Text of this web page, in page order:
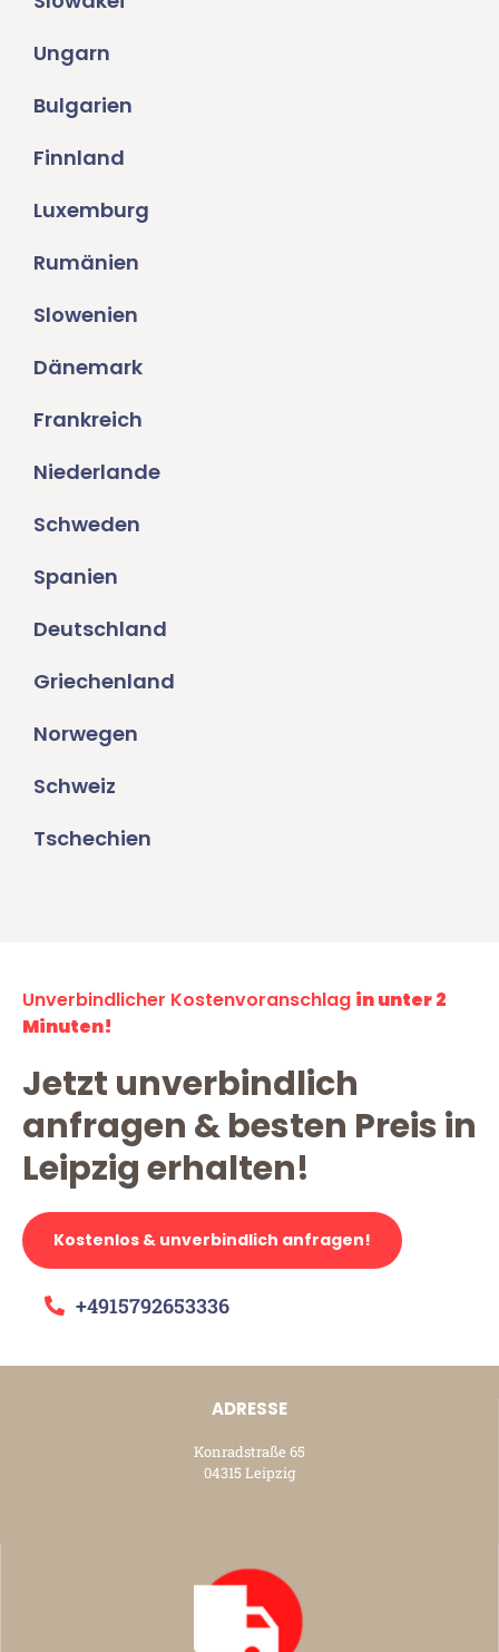
Ungarn
Bulgarien
Finnland
Luxemburg
Rumänien
Slowenien
Dänemark
Frankreich
Niederlande
Schweden
Spanien
Deutschland
Griechenland
Norwegen
Schweiz
Tschechien
Unverbindlicher Kostenvoranschlag in unter 2
Minuten!
Jetzt unverbindlich
anfragen & besten Preis in
Leipzig erhalten!
Kostenlos & unverbindlich anfragen!
+4915792653336
ADRESSE
Konradstraße 65
04315 Leipzig